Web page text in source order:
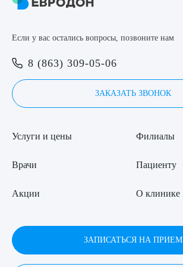
Если у вас остались вопросы, позвоните нам
8 (863) 309-05-06
ЗАКАЗАТЬ ЗВОНОК
Услуги и цены
Врачи
Акции
Филиалы
Пациенту
О клинике
ЗАПИСАТЬСЯ НА ПРИЕМ